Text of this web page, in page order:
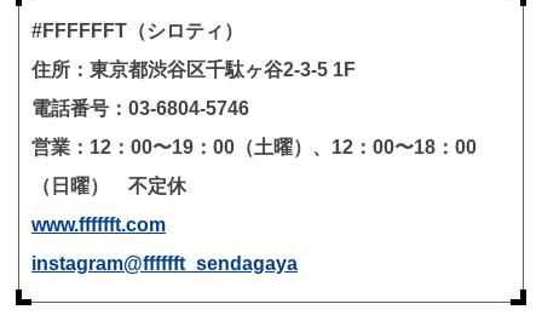
#FFFFFFT（シロティ）
住所：東京都渋谷区千駄ヶ谷2-3-5 1F
電話番号：03-6804-5746
営業：12：00〜19：00（土曜）、12：00〜18：00
（日曜） 不定休
www.fffffft.com
instagram@fffffft_sendagaya